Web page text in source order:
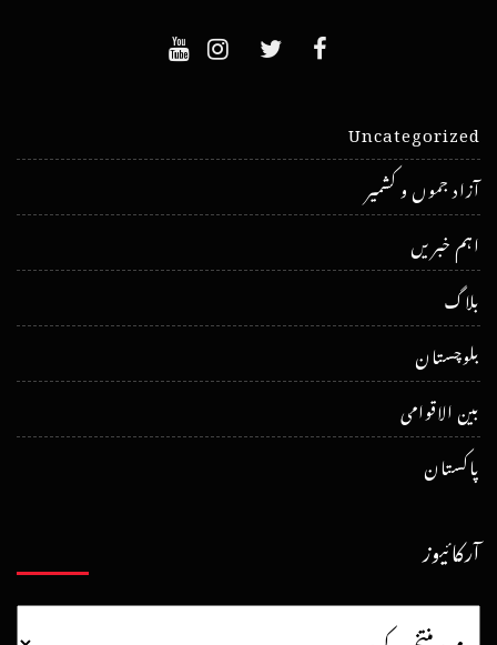
Uncategorized
آزاد جموں و کشمیر
اہم خبریں
بلاگ
بلوچستان
بین الاقوامی
پاکستان
آرکائیوز